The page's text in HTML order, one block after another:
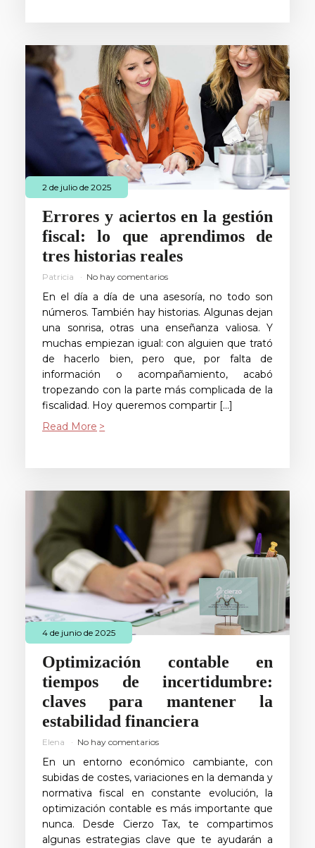
2 de julio de 2025
Errores y aciertos en la gestión
fiscal: lo que aprendimos de
tres historias reales
Patricia No hay comentarios
En el día a día de una asesoría, no todo son
números. También hay historias. Algunas dejan
una sonrisa, otras una enseñanza valiosa. Y
muchas empiezan igual: con alguien que trató
de hacerlo bien, pero que, por falta de
información o acompañamiento, acabó
tropezando con la parte más complicada de la
fiscalidad. Hoy queremos compartir […]
Read More
4 de junio de 2025
Optimización contable en
tiempos de incertidumbre:
claves para mantener la
estabilidad financiera
Elena No hay comentarios
En un entorno económico cambiante, con
subidas de costes, variaciones en la demanda y
normativa fiscal en constante evolución, la
optimización contable es más importante que
nunca. Desde Cierzo Tax, te compartimos
algunas estrategias clave que te ayudarán a